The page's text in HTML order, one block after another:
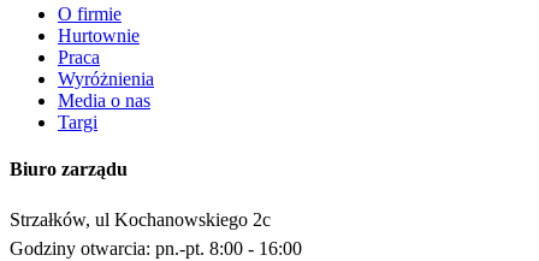
O firmie
Hurtownie
Praca
Wyróżnienia
Media o nas
Targi
Biuro zarządu
Strzałków, ul Kochanowskiego 2c
Godziny otwarcia: pn.-pt. 8:00 - 16:00